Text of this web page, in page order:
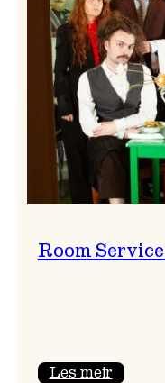
fleire
gjennom
dagen
Room
Les meir: